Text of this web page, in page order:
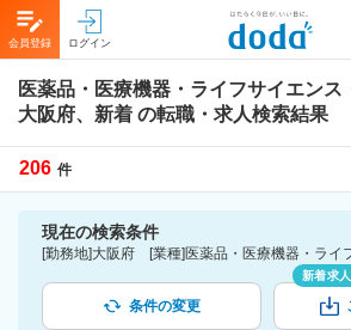
会員登録 ログイン
医薬品・医療機器・ライフサイエンス
大阪府、新着 の転職・求人検索結果
206 件
現在の検索条件
条件の変更
新着求